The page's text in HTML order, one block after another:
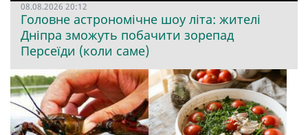
08.08.2026 20:12
Головне астрономічне шоу літа: жителі
Дніпра зможуть побачити зорепад
Персеїди (коли саме)